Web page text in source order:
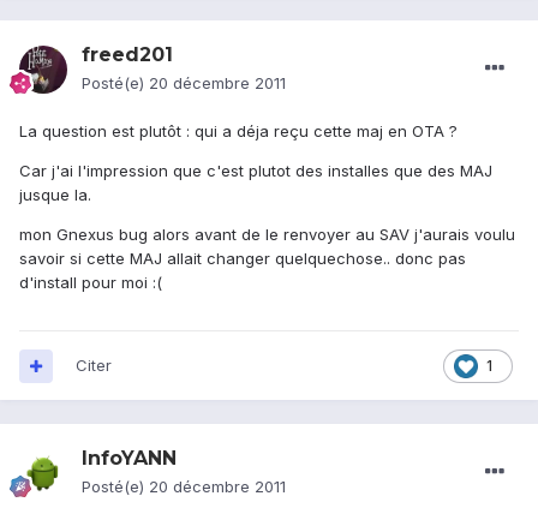
freed201
Posté(e) 20 décembre 2011
La question est plutôt : qui a déja reçu cette maj en OTA ?
Car j'ai l'impression que c'est plutot des installes que des MAJ
jusque la.
mon Gnexus bug alors avant de le renvoyer au SAV j'aurais voulu
savoir si cette MAJ allait changer quelquechose.. donc pas
d'install pour moi :(
1
Citer
InfoYANN
Posté(e) 20 décembre 2011